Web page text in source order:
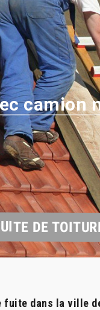
camion
DE
fuite dans la ville